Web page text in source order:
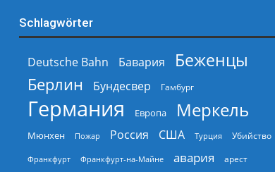
Schlagwörter
Deutsche Bahn Бавария
Беженцы
Берлин
Бундесвер Гамбург
Германия Европа Меркель
Мюнхен Пожар Россия США Турция Убийство
Франкфурт Франкфурт-на-Майне авария арест